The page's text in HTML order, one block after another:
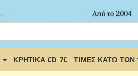
ΚΡΗΤΙΚΑ CD 7€ ΤΙΜΕΣ ΚΑΤΩ ΤΩΝ